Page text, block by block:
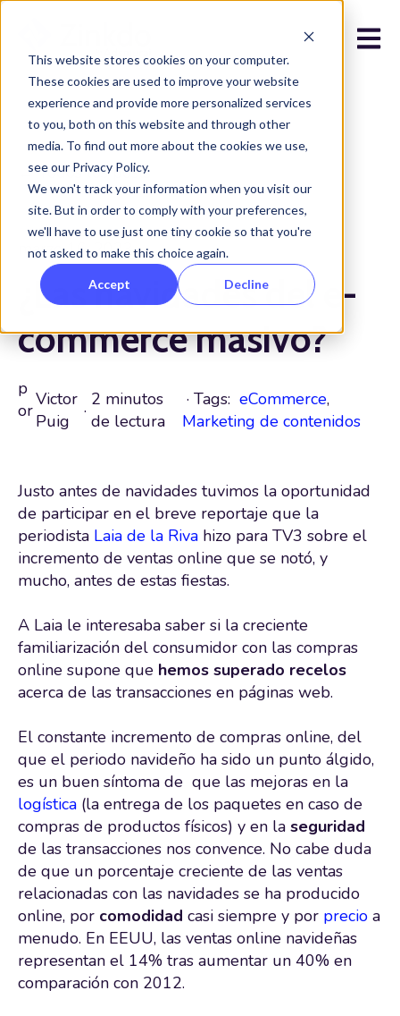
This website stores cookies on your computer.
These cookies are used to improve your website
experience and provide more personalized services
to you, both on this website and through other
media. To find out more about the cookies we use,
see our Privacy Policy.
We won't track your information when you visit our
site. But in order to comply with your preferences,
we'll have to use just one tiny cookie so that you're
not asked to make this choice again.
Accept Decline
Todos los posts
marzo 16, 2023
¿Las navidades del e-
commerce masivo?
p
or
Victor
Puig
·
2 minutos
de lectura
· Tags:eCommerce,
Marketing de contenidos
Justo antes de navidades tuvimos la oportunidad
de participar en el breve reportaje que la
periodista Laia de la Riva hizo para TV3 sobre el
incremento de ventas online que se notó, y
mucho, antes de estas fiestas.
A Laia le interesaba saber si la creciente
familiarización del consumidor con las compras
online supone que hemos superado recelos
acerca de las transacciones en páginas web.
El constante incremento de compras online, del
que el periodo navideño ha sido un punto álgido,
es un buen síntoma de que las mejoras en la
logística (la entrega de los paquetes en caso de
compras de productos físicos) y en la seguridad
de las transacciones nos convence. No cabe duda
de que un porcentaje creciente de las ventas
relacionadas con las navidades se ha producido
online, por comodidad casi siempre y por precio a
menudo. En EEUU, las ventas online navideñas
representan el 14% tras aumentar un 40% en
comparación con 2012.